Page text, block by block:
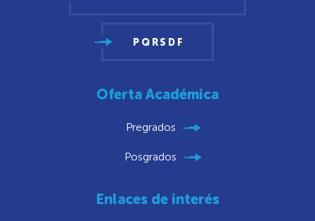
PQRSDF
Oferta Académica
Pregrados
Posgrados
Enlaces de interés